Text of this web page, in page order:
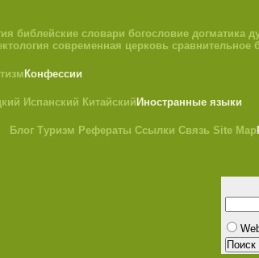
библейские словари богословие догматика
современная церковь сравнительное
Конфессии
Иностранные языки
Испанский Китайский
Блог Туризм Рефераты Ссылки Связь Site Map